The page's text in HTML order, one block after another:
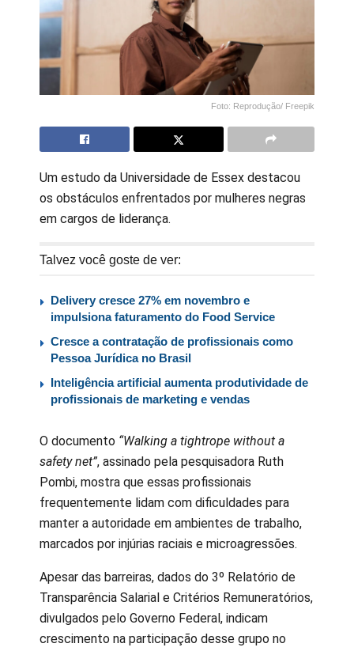
Foto: Reprodução/ Freepik
Um estudo da Universidade de Essex destacou
os obstáculos enfrentados por mulheres negras
em cargos de liderança.
Talvez você goste de ver:
Delivery cresce 27% em novembro e
impulsiona faturamento do Food Service
Cresce a contratação de profissionais como
Pessoa Jurídica no Brasil
Inteligência artificial aumenta produtividade de
profissionais de marketing e vendas
O documento “Walking a tightrope without a
safety net”, assinado pela pesquisadora Ruth
Pombi, mostra que essas profissionais
frequentemente lidam com dificuldades para
manter a autoridade em ambientes de trabalho,
marcados por injúrias raciais e microagressões.
Apesar das barreiras, dados do 3º Relatório de
Transparência Salarial e Critérios Remuneratórios,
divulgados pelo Governo Federal, indicam
crescimento na participação desse grupo no